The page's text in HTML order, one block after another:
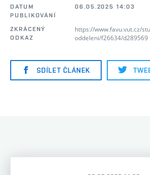
DATUM
PUBLIKOVÁNÍ
06.05.2025 14:03
ZKRÁCENÝ
ODKAZ
https://www.favu.vut.cz/
oddeleni/f26634/d289569
SDÍLET ČLÁNEK